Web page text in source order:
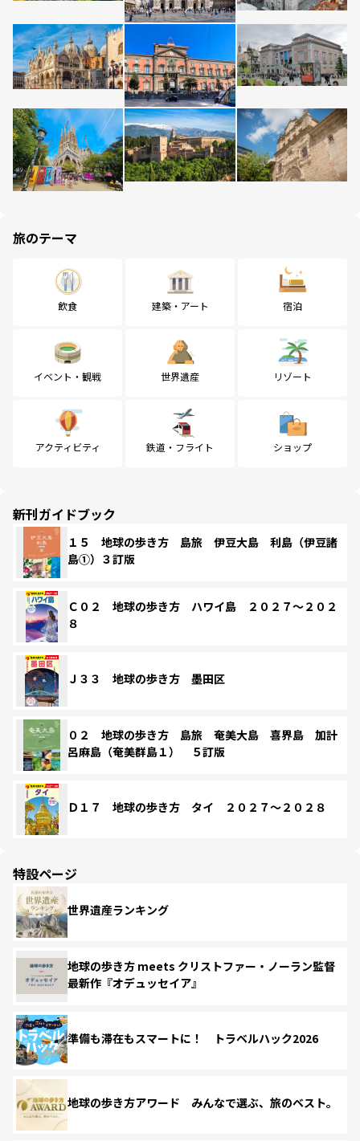
旅のテーマ
飲食 建築・アート 宿泊
イベント・観戦 世界遺産 リゾート
アクティビティ 鉄道・フライト ショップ
新刊ガイドブック
１５ 地球の歩き方 島旅 伊豆大島 利島（伊豆諸
島①）３訂版
Ｃ０２ 地球の歩き方 ハワイ島 ２０２７～２０２
８
Ｊ３３ 地球の歩き方 墨田区
０２ 地球の歩き方 島旅 奄美大島 喜界島 加計
呂麻島（奄美群島１） ５訂版
Ｄ１７ 地球の歩き方 タイ ２０２７～２０２８
特設ページ
世界遺産ランキング
地球の歩き方 meets クリストファー・ノーラン監督
最新作『オデュッセイア』
準備も滞在もスマートに！ トラベルハック2026
地球の歩き方アワード みんなで選ぶ、旅のベスト。